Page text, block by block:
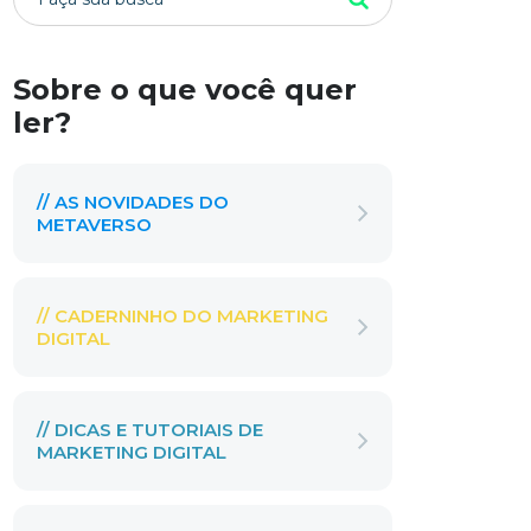
Sobre o que você quer
ler?
// AS NOVIDADES DO
METAVERSO
// CADERNINHO DO MARKETING
DIGITAL
// DICAS E TUTORIAIS DE
MARKETING DIGITAL